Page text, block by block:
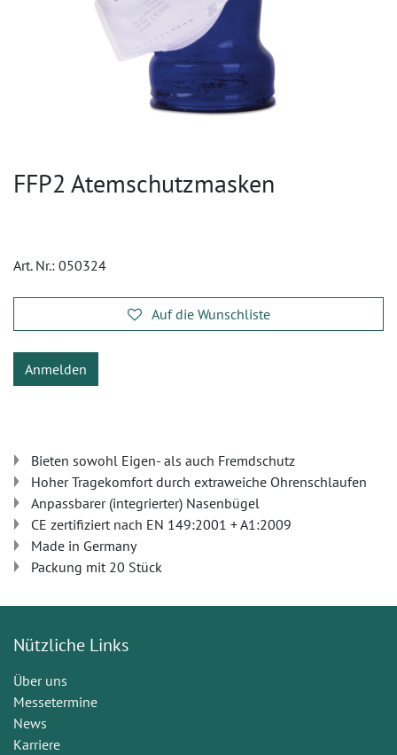
FFP2 Atemschutzmasken
Art. Nr.: 050324
Auf die Wunschliste
Anmelden
Bieten sowohl Eigen- als auch Fremdschutz
Hoher Tragekomfort durch extraweiche Ohrenschlaufen
Anpassbarer (integrierter) Nasenbügel
CE zertifiziert nach EN 149:2001 + A1:2009
Made in Germany
Packung mit 20 Stück
Nützliche Links
Über uns
Messetermine
News
Karriere